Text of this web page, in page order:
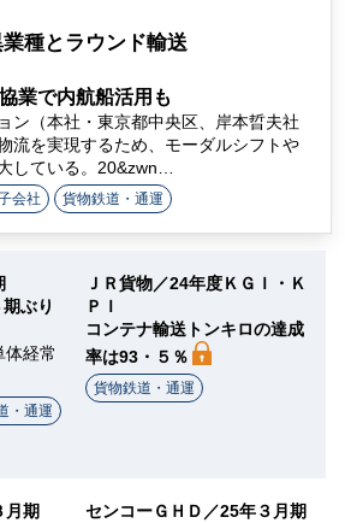
種とラウンド輸送
業で内航船活用も
ン（本社・東京都中央区、岸本晢夫社
流を実現するため、モーダルシフトや
している。20&zwn…
会社 貨物鉄道・通運
ぶり
体経常
・通運
ＪＲ貨物／24年度ＫＧＩ・Ｋ
ＰＩ
コンテナ輸送トンキロの達成
率は93・５％
貨物鉄道・通運
月期
センコーＧＨＤ／25年３月期